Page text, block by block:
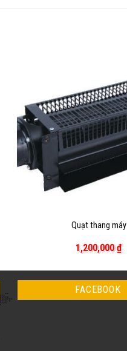
Quạt thang máy
1,200,000₫
FACEBOOK